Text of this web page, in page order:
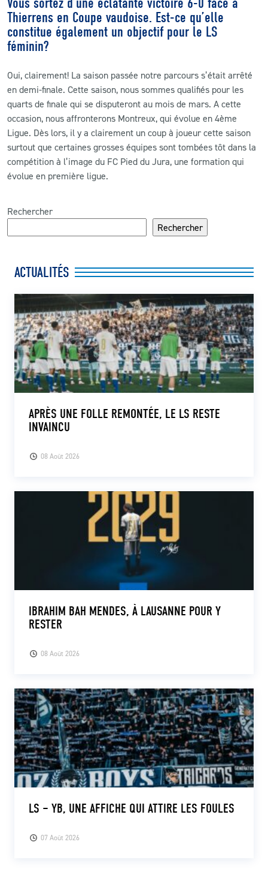
Thierrens en Coupe vaudoise. Est-ce qu’elle
constitue également un objectif pour le LS
féminin?
Oui, clairement! La saison passée notre parcours s’était arrêté
en demi-finale. Cette saison, nous sommes qualifiés pour les
quarts de finale qui se disputeront au mois de mars. A cette
occasion, nous affronterons Montreux, qui évolue en 4ème
Ligue. Dès lors, il y a clairement un coup à joueur cette saison
surtout que certaines grosses équipes sont tombées tôt dans la
compétition à l’image du FC Pied du Jura, une formation qui
évolue en première ligue.
Rechercher
Rechercher
ACTUALITÉS
08 Août 2026
APRÈS UNE FOLLE REMONTÉE, LE LS RESTE
INVAINCU
08 Août 2026
IBRAHIM BAH MENDES, À LAUSANNE POUR Y
RESTER
07 Août 2026
LS – YB, UNE AFFICHE QUI ATTIRE LES FOULES